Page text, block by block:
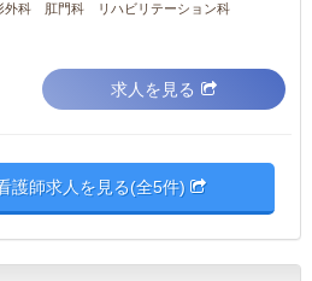
科 肛門科 リハビリテーション科
求人を見る
護師求人を見る(全5件)